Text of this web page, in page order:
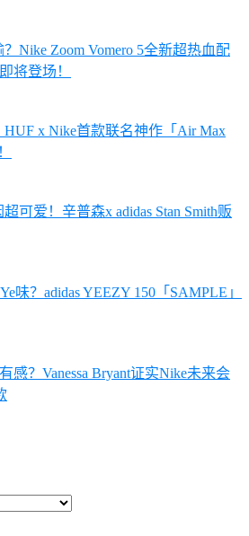
Nike Zoom Vomero 5全新超热血配
将登场！
x Nike首款联名神作「Air Max
可爱！辛普森x adidas Stan Smith贩
味？adidas YEEZY 150「SAMPLE」
感？Vanessa Bryant证实Nike未来会